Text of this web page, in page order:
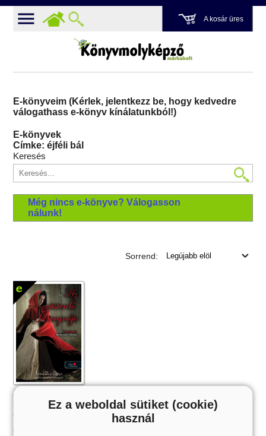
A kosár üres
E-könyveim (Kérlek, jelentkezz be, hogy kedvedre
válogathass e-könyv kínálatunkból!)
E-könyvek
Címke: éjféli bál
Keresés
Még nincs e-könyve? Válogasson
nálunk!
Sorrend:
Az ezüsterdő hercegnője (Éjféli bál
3.) Önállóan is olvasható!
Jessica Day George
Online ár:
Ez a weboldal sütiket (cookie)
használ